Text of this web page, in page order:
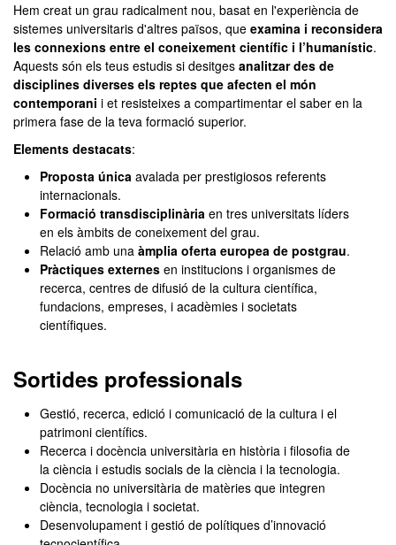
Hem creat un grau radicalment nou, basat en l'experiència de
sistemes universitaris d'altres països, que examina i reconsidera
les connexions entre el coneixement científic i l’humanístic.
Aquests són els teus estudis si desitges analitzar des de
disciplines diverses els reptes que afecten el món
contemporani i et resisteixes a compartimentar el saber en la
primera fase de la teva formació superior.
Elements destacats:
Proposta única avalada per prestigiosos referents
internacionals.
Formació transdisciplinària en tres universitats líders
en els àmbits de coneixement del grau.
Relació amb una àmplia oferta europea de postgrau.
Pràctiques externes en institucions i organismes de
recerca, centres de difusió de la cultura científica,
fundacions, empreses, i acadèmies i societats
científiques.
Sortides professionals
Gestió, recerca, edició i comunicació de la cultura i el
patrimoni científics.
Recerca i docència universitària en història i filosofia de
la ciència i estudis socials de la ciència i la tecnologia.
Docència no universitària de matèries que integren
ciència, tecnologia i societat.
Desenvolupament i gestió de polítiques d’innovació